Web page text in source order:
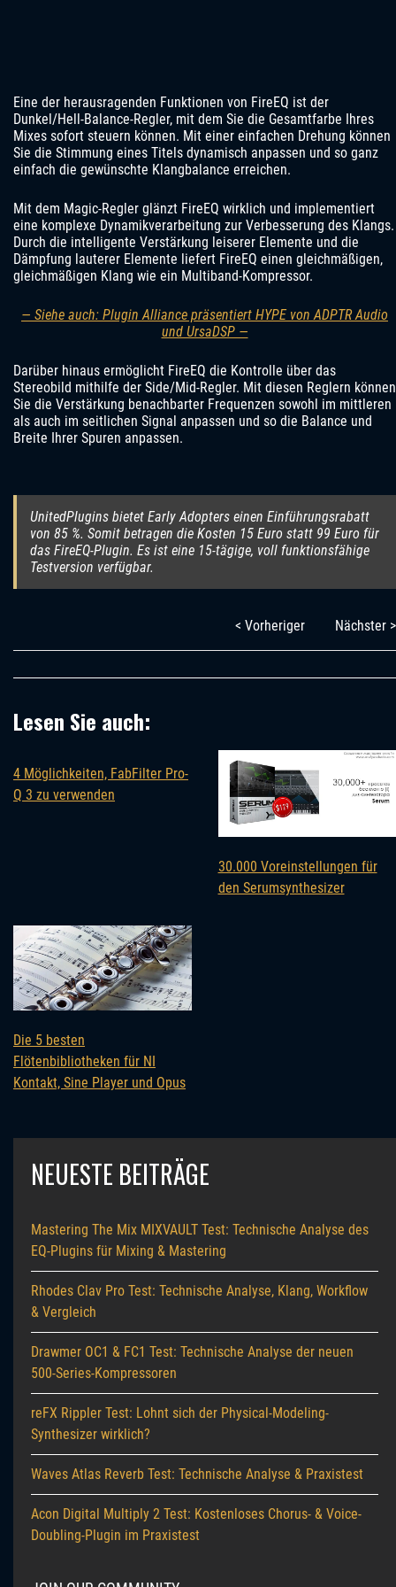
Eine der herausragenden Funktionen von FireEQ ist der
Dunkel/Hell-Balance-Regler, mit dem Sie die Gesamtfarbe Ihres
Mixes sofort steuern können. Mit einer einfachen Drehung können
Sie die Stimmung eines Titels dynamisch anpassen und so ganz
einfach die gewünschte Klangbalance erreichen.
Mit dem Magic-Regler glänzt FireEQ wirklich und implementiert
eine komplexe Dynamikverarbeitung zur Verbesserung des Klangs.
Durch die intelligente Verstärkung leiserer Elemente und die
Dämpfung lauterer Elemente liefert FireEQ einen gleichmäßigen,
gleichmäßigen Klang wie ein Multiband-Kompressor.
— Siehe auch: Plugin Alliance präsentiert HYPE von ADPTR Audio
und UrsaDSP —
Darüber hinaus ermöglicht FireEQ die Kontrolle über das
Stereobild mithilfe der Side/Mid-Regler. Mit diesen Reglern können
Sie die Verstärkung benachbarter Frequenzen sowohl im mittleren
als auch im seitlichen Signal anpassen und so die Balance und
Breite Ihrer Spuren anpassen.
UnitedPlugins bietet Early Adopters einen Einführungsrabatt
von 85 %. Somit betragen die Kosten 15 Euro statt 99 Euro für
das FireEQ-Plugin. Es ist eine 15-tägige, voll funktionsfähige
Testversion verfügbar.
< Vorheriger Nächster >
Lesen Sie auch:
4 Möglichkeiten, FabFilter Pro-
Q 3 zu verwenden
30.000 Voreinstellungen für
den Serumsynthesizer
Die 5 besten
Flötenbibliotheken für NI
Kontakt, Sine Player und Opus
NEUESTE BEITRÄGE
Mastering The Mix MIXVAULT Test: Technische Analyse des
EQ-Plugins für Mixing & Mastering
Rhodes Clav Pro Test: Technische Analyse, Klang, Workflow
& Vergleich
Drawmer OC1 & FC1 Test: Technische Analyse der neuen
500-Series-Kompressoren
reFX Rippler Test: Lohnt sich der Physical-Modeling-
Synthesizer wirklich?
Waves Atlas Reverb Test: Technische Analyse & Praxistest
Acon Digital Multiply 2 Test: Kostenloses Chorus- & Voice-
Doubling-Plugin im Praxistest